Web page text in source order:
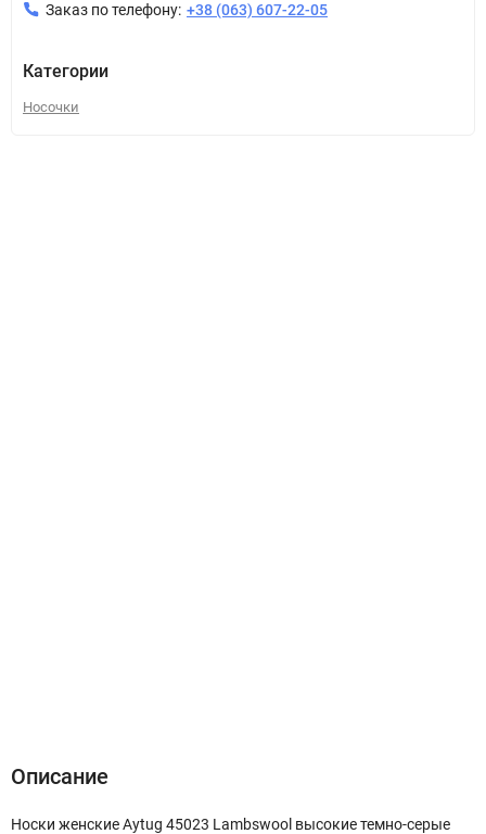
Заказ по телефону: +38 (063) 607-22-05
Категории
Носочки
Описание
Носки женские Aytug 45023 Lambswool высокие темно-серые